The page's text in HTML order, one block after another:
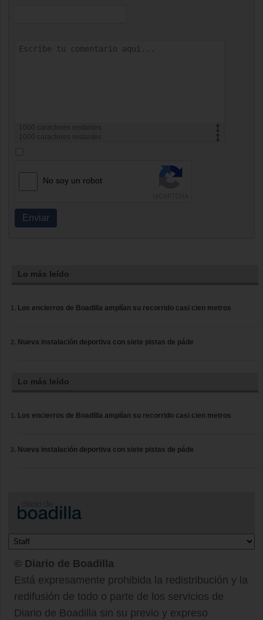
caracteres restantes
caracteres restantes
No soy un robot
Enviar
Lo más leído
Los encierros de Boadilla amplían su recorrido casi cien metros
Nueva instalación deportiva con siete pistas de páde
Lo más leído
Los encierros de Boadilla amplían su recorrido casi cien metros
Nueva instalación deportiva con siete pistas de páde
© Diario de Boadilla
Está expresamente prohibida la redistribución y la
redifusión de todo o parte de los servicios de
Diario de Boadilla sin su previo y expreso